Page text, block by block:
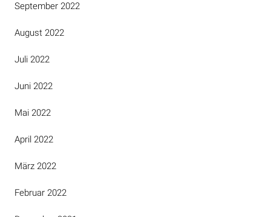
September 2022
August 2022
Juli 2022
Juni 2022
Mai 2022
April 2022
März 2022
Februar 2022